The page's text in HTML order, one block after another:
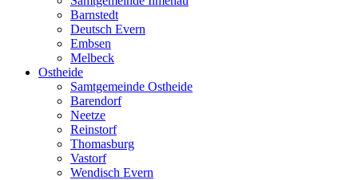
Barnstedt
Deutsch Evern
Embsen
Melbeck
Ostheide
Samtgemeinde Ostheide
Barendorf
Neetze
Reinstorf
Thomasburg
Vastorf
Wendisch Evern